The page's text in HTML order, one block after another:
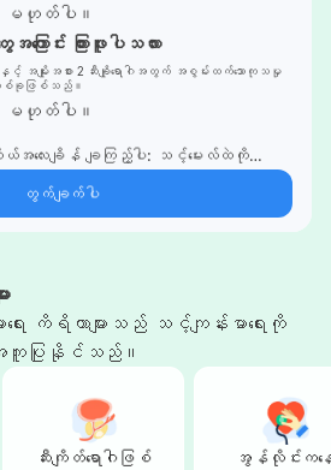
မဟုတ်ပါ။
ောင်း ကြားဖူးပါသလား
အမျိုးအစား 2 ဆီးချိုရောဂါအတွက် အစွမ်းထက်သောကုသမှု
ားတစ်ခုဖြစ်သည်။
မဟုတ်ပါ။
ယ်အလေးချိန် ချကြည့်ပါ: သင့်မေးလ်ထဲကို
တွက်ချက်ပါ
ေး ကိရိယာများသည် သင့်ကျန်းမာရေးကို
အကူပြုနိုင်သည်။
ဆီးကျိတ်ရောဂါဖြစ်
အွန်လိုင်းကန